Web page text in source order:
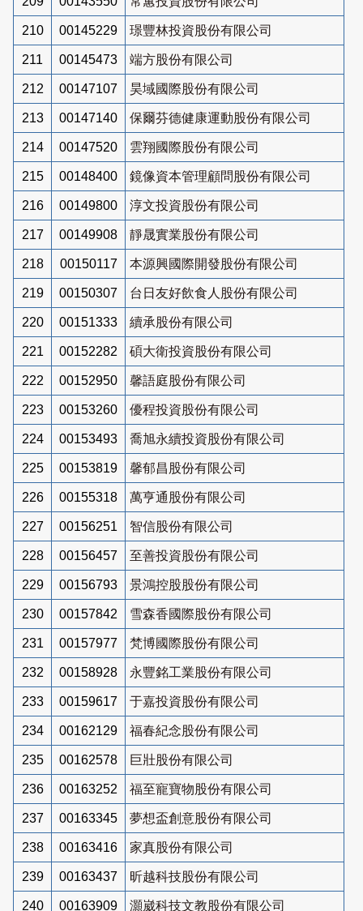
210 00145229 璟豐林投資股份有限公司
211 00145473 端方股份有限公司
212 00147107 昊域國際股份有限公司
213 00147140 保爾芬德健康運動股份有限公司
214 00147520 雲翔國際股份有限公司
215 00148400 鏡像資本管理顧問股份有限公司
216 00149800 淳文投資股份有限公司
217 00149908 靜晟實業股份有限公司
218 00150117 本源興國際開發股份有限公司
219 00150307 台日友好飲食人股份有限公司
220 00151333 續承股份有限公司
221 00152282 碩大衛投資股份有限公司
222 00152950 馨語庭股份有限公司
223 00153260 優程投資股份有限公司
224 00153493 喬旭永續投資股份有限公司
225 00153819 馨郁昌股份有限公司
226 00155318 萬亨通股份有限公司
227 00156251 智信股份有限公司
228 00156457 至善投資股份有限公司
229 00156793 景鴻控股股份有限公司
230 00157842 雪森香國際股份有限公司
231 00157977 梵博國際股份有限公司
232 00158928 永豐銘工業股份有限公司
233 00159617 于嘉投資股份有限公司
234 00162129 福春紀念股份有限公司
235 00162578 巨壯股份有限公司
236 00163252 福至寵寶物股份有限公司
237 00163345 夢想盃創意股份有限公司
238 00163416 家真股份有限公司
239 00163437 昕越科技股份有限公司
240 00163909 灝崴科技文教股份有限公司